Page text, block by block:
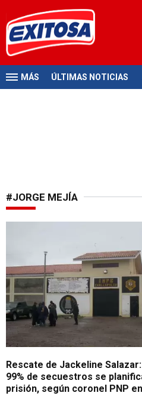
MÁS ÚLTIMAS NOTICIAS
#JORGE MEJÍA
Rescate de Jackeline
99% de secuestros se
prisión, según coronel PNP